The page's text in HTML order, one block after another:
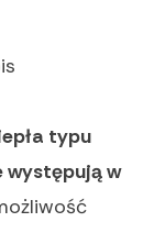
typu
występują w